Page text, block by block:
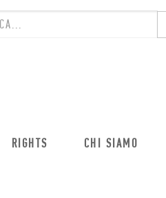
RIGHTS CHI SIAMO